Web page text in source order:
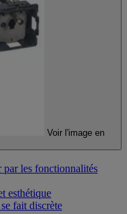
Voir l'image en